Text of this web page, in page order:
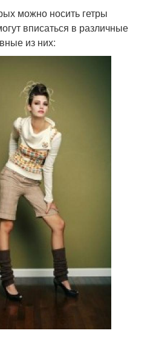
можно носить гетры
вписаться в различные
из них: